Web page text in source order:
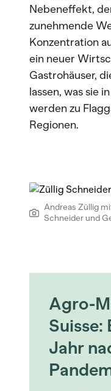
Nebeneffekt,
zunehmende
Konzentration
ein neuer
Gastrohäuser,
lassen, was sie
werden zu
Regionen.
Andreas Züllig
Schneider und
Agro-
Suisse:
Jahr